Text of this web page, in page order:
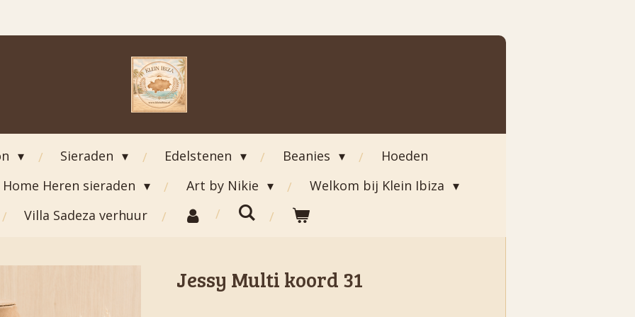
Sieraden Edelstenen Beanies
Hoeden
Home Heren sieraden Art by Nikie
Welkom bij Klein Ibiza
Villa Sadeza verhuur
Jessy Multi koord 31